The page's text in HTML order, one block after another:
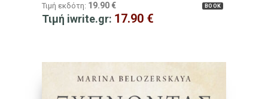
BOOK
Τιμή εκδότη: 19.90 €
Τιμή iwrite.gr: 17.90 €